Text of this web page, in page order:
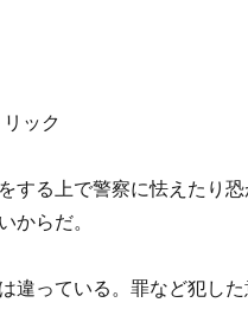
ック
する上で警察に怯えたり
からだ。
違っている。罪など犯し